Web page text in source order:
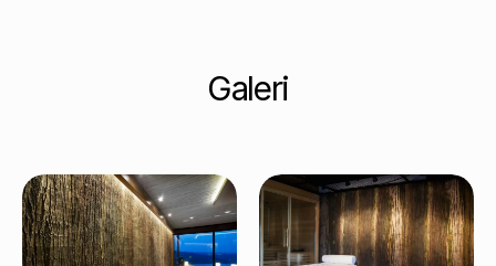
Galeri